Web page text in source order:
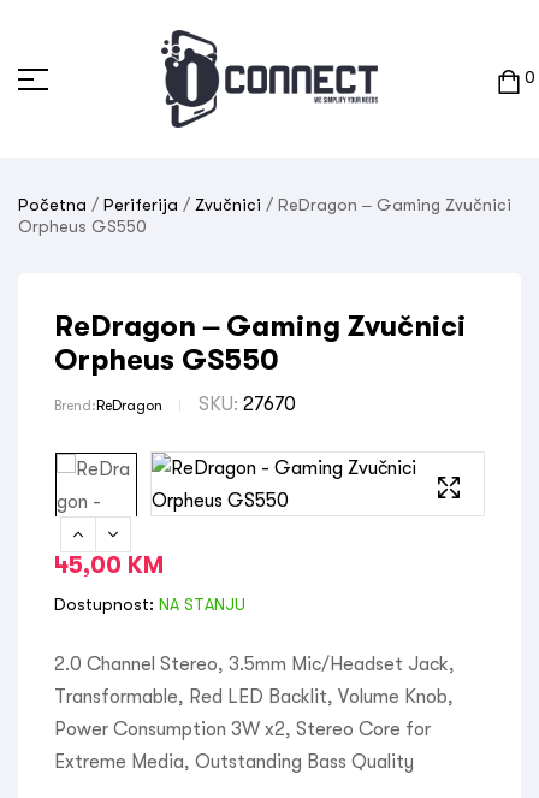
0
Početna / Periferija / Zvučnici / ReDragon – Gaming Zvučnici
Orpheus GS550
ReDragon – Gaming Zvučnici
Orpheus GS550
Brend: ReDragon SKU: 27670
45,00 KM
Dostupnost: NA STANJU
2.0 Channel Stereo, 3.5mm Mic/Headset Jack,
Transformable, Red LED Backlit, Volume Knob,
Power Consumption 3W x2, Stereo Core for
Extreme Media, Outstanding Bass Quality